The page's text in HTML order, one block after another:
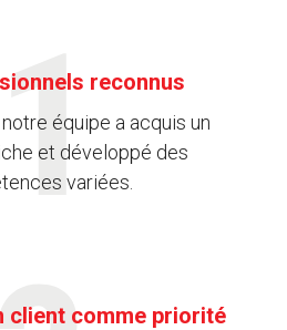
reconnus
équipe a acquis un
et développé des
variées.
client comme priorité